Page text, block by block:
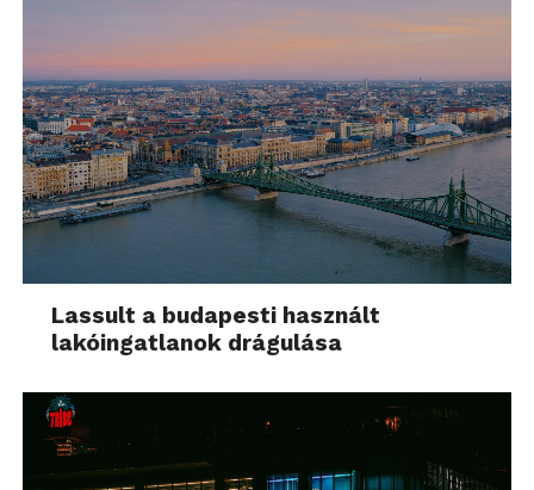
Lassult a budapesti használt
lakóingatlanok drágulása